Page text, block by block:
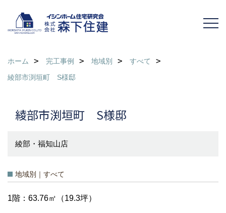
ホーム 完工事例 地域別
すべて
綾部市渕垣町 S様邸
綾部市渕垣町 S様邸
綾部・福知山店
地域別｜すべて
1階：63.76㎡（19.3坪）